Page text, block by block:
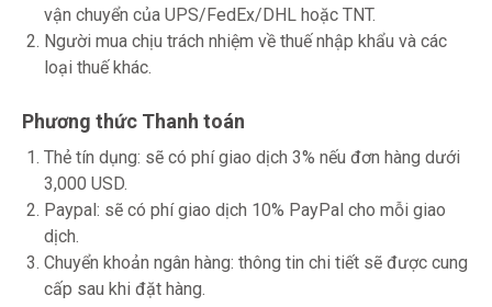
vận chuyển của UPS/FedEx/DHL hoặc TNT.
Người mua chịu trách nhiệm về thuế nhập khẩu và các
loại thuế khác.
Phương thức Thanh toán
Thẻ tín dụng: sẽ có phí giao dịch 3% nếu đơn hàng dưới
3,000 USD.
Paypal: sẽ có phí giao dịch 10% PayPal cho mỗi giao
dịch.
Chuyển khoản ngân hàng: thông tin chi tiết sẽ được cung
cấp sau khi đặt hàng.